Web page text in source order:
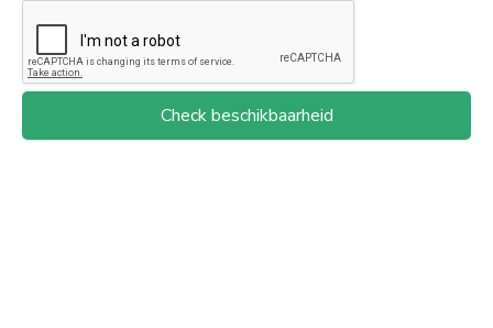
Check beschikbaarheid